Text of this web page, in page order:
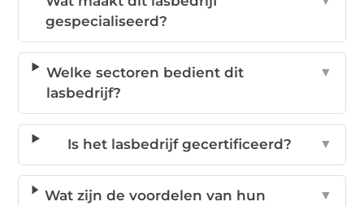
gespecialiseerd?
Welke sectoren bedient dit
lasbedrijf?
▼
Is het lasbedrijf gecertificeerd? ▼
Wat zijn de voordelen van hun
▼